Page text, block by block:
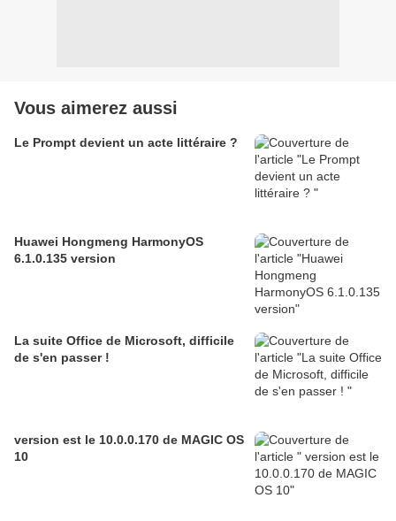
Vous aimerez aussi
Le Prompt devient un acte littéraire ?
Huawei Hongmeng HarmonyOS
6.1.0.135 version
La suite Office de Microsoft, difficile
de s'en passer !
version est le 10.0.0.170 de MAGIC OS
10